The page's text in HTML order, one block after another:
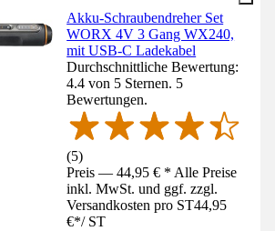
Akku-Schraubendreher Set
WORX 4V 3 Gang WX240,
mit USB-C Ladekabel
Durchschnittliche Bewertung:
4.4 von 5 Sternen. 5
Bewertungen.
(5)
Preis — 44,95 € * Alle Preise
inkl. MwSt. und ggf. zzgl.
Versandkosten pro ST44,95
€*/ ST